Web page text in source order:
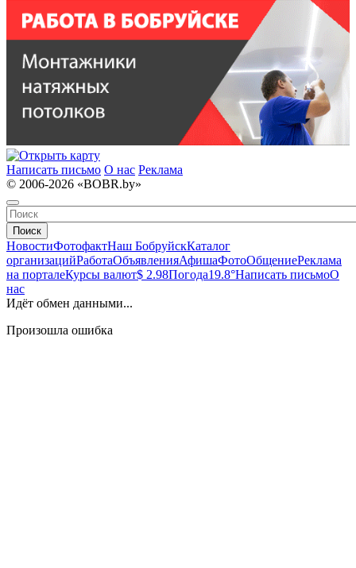
Написать письмо О нас Реклама
© 2006-2026 «BOBR.by»
Поиск
НовостиФотофактНаш БобруйскКаталог
организацийРаботаОбъявленияАфишаФотоОбщениеРеклама
на порталеКурсы валют$ 2.98Погода19.8°Написать письмоО
нас
Идёт обмен данными...
Произошла ошибка